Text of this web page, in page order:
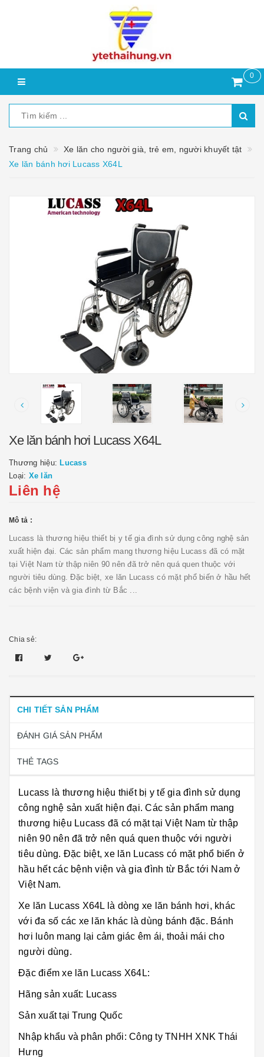
0
Trang chủ
Xe lăn cho người già, trẻ em, người khuyết tật
Xe lăn bánh hơi Lucass X64L
Xe lăn bánh hơi Lucass X64L
Thương hiệu: Lucass
Loại: Xe lăn
Liên hệ
Mô tả :
Lucass là thương hiệu thiết bị y tế gia đình sử dụng công nghệ sản
xuất hiện đại. Các sản phẩm mang thương hiệu Lucass đã có mặt
tại Việt Nam từ thập niên 90 nên đã trở nên quá quen thuộc với
người tiêu dùng. Đặc biệt, xe lăn Lucass có mặt phổ biến ở hầu hết
các bệnh viện và gia đình từ Bắc ...
Chia sẻ:
CHI TIẾT SẢN PHẨM
ĐÁNH GIÁ SẢN PHẨM
THẺ TAGS
Lucass là thương hiệu thiết bị y tế gia đình sử dụng
công nghệ sản xuất hiện đại. Các sản phẩm mang
thương hiệu Lucass đã có mặt tại Việt Nam từ thập
niên 90 nên đã trở nên quá quen thuộc với người
tiêu dùng. Đặc biệt, xe lăn Lucass có mặt phổ biến ở
hầu hết các bệnh viện và gia đình từ Bắc tới Nam ở
Việt Nam.
Xe lăn Lucass X64L là dòng xe lăn bánh hơi, khác
với đa số các xe lăn khác là dùng bánh đặc. Bánh
hơi luôn mang lại cảm giác êm ái, thoải mái cho
người dùng.
Đặc điểm xe lăn Lucass X64L:
Hãng sản xuất: Lucass
Sản xuất tại Trung Quốc
Nhập khẩu và phân phối: Công ty TNHH XNK Thái
Hưng